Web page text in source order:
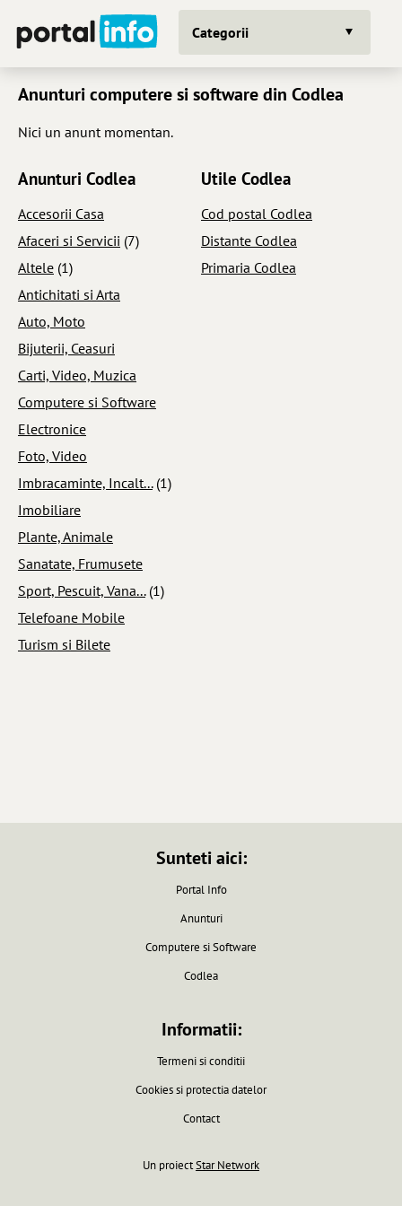
Categorii
Anunturi computere si software din Codlea
Nici un anunt momentan.
Anunturi Codlea
Accesorii Casa
Afaceri si Servicii (7)
Altele (1)
Antichitati si Arta
Auto, Moto
Bijuterii, Ceasuri
Carti, Video, Muzica
Computere si Software
Electronice
Foto, Video
Imbracaminte, Incalt... (1)
Imobiliare
Plante, Animale
Sanatate, Frumusete
Sport, Pescuit, Vana... (1)
Telefoane Mobile
Turism si Bilete
Utile Codlea
Cod postal Codlea
Distante Codlea
Primaria Codlea
Sunteti aici:
Portal Info
Anunturi
Computere si Software
Codlea
Informatii:
Termeni si conditii
Cookies si protectia datelor
Contact
Un proiectStar Network